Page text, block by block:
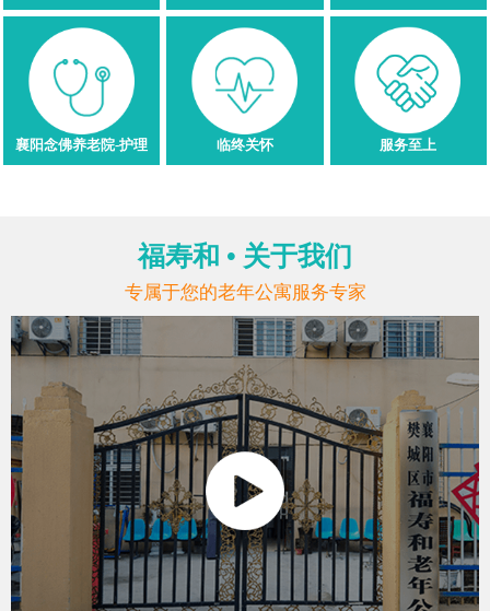
襄阳念佛养老院-护理 临终关怀 服务至上
福寿和 • 关于我们
专属于您的老年公寓服务专家